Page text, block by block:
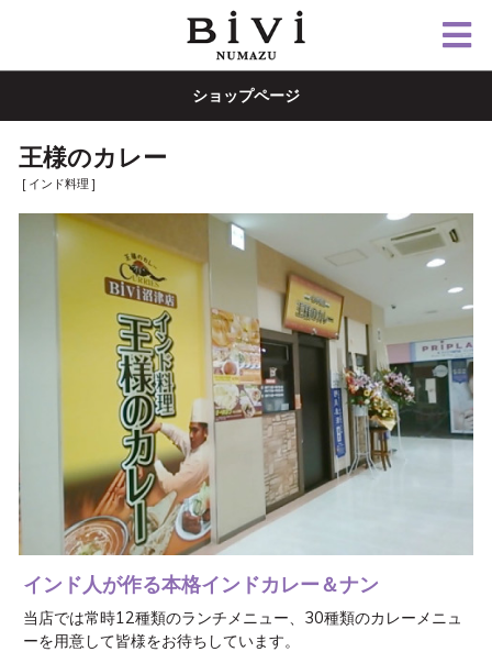
ショップページ
王様のカレー
[ インド料理 ]
インド人が作る本格インドカレー＆ナン
当店では常時12種類のランチメニュー、30種類のカレーメニュ
ーを用意して皆様をお待ちしています。